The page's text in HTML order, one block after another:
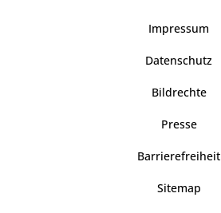
Impressum
Datenschutz
Bildrechte
Presse
Barrierefreiheit
Sitemap